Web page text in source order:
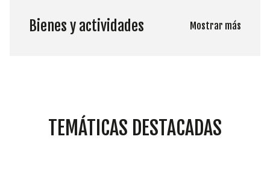
Bienes y actividades Mostrar más
TEMÁTICAS DESTACADAS